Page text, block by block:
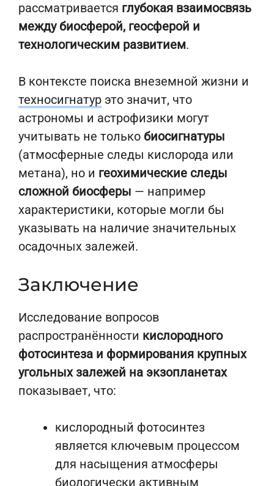
рассматривается глубокая взаимосвязь
между биосферой, геосферой и
технологическим развитием.
В контексте поиска внеземной жизни и
техносигнатур это значит, что
астрономы и астрофизики могут
учитывать не только биосигнатуры
(атмосферные следы кислорода или
метана), но и геохимические следы
сложной биосферы — например
характеристики, которые могли бы
указывать на наличие значительных
осадочных залежей.
Заключение
Исследование вопросов
распространённости кислородного
фотосинтеза и формирования крупных
угольных залежей на экзопланетах
показывает, что:
кислородный фотосинтез
является ключевым процессом
для насыщения атмосферы
биологически активным